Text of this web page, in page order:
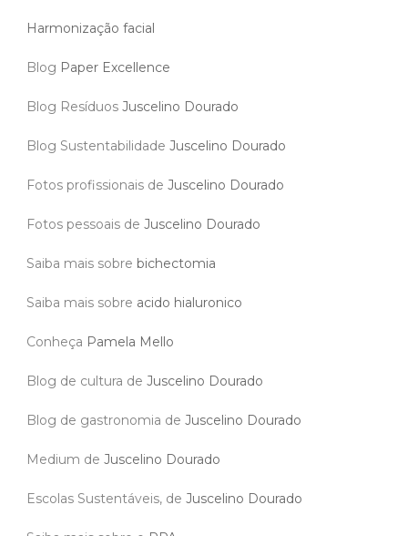
Harmonização facial
Blog Paper Excellence
Blog Resíduos Juscelino Dourado
Blog Sustentabilidade Juscelino Dourado
Fotos profissionais de Juscelino Dourado
Fotos pessoais de Juscelino Dourado
Saiba mais sobre bichectomia
Saiba mais sobre acido hialuronico
Conheça Pamela Mello
Blog de cultura de Juscelino Dourado
Blog de gastronomia de Juscelino Dourado
Medium de Juscelino Dourado
Escolas Sustentáveis, de Juscelino Dourado